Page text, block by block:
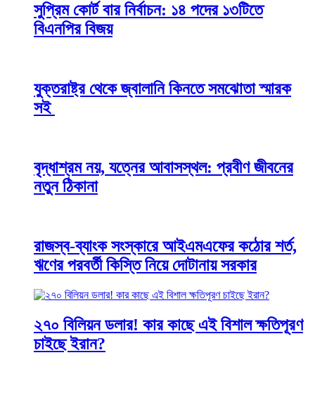
সুপ্রিম কোর্ট বার নির্বাচন: ১৪ পদের ১৩টিতে
বিএনপির বিজয়
যুক্তরাষ্ট্র থেকে জ্বালানি কিনতে সমঝোতা স্মারক
সই
বৃদ্ধাশ্রম নয়, যত্নের আবাসস্থল: প্রবীণ জীবনের
নতুন ঠিকানা
রাজস্ব-ব্যাংক সংস্কারে আইএমএফের কঠোর শর্ত,
ঋণের পরবর্তী কিস্তি নিয়ে দোটানায় সরকার
২৭০ বিলিয়ন ডলার! কার কাছে এই বিশাল ক্ষতিপূরণ
চাইছে ইরান?